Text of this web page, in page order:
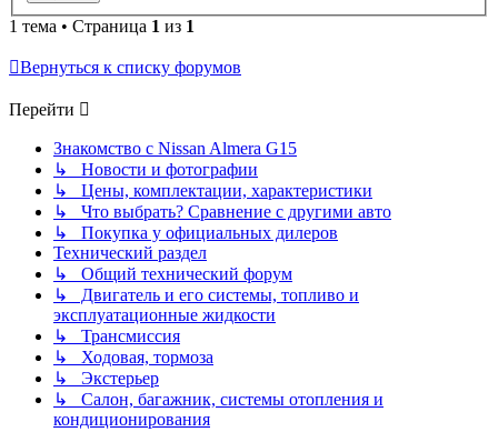
1 тема • Страница 1 из 1
Вернуться к списку форумов
Перейти
Знакомство с Nissan Almera G15
↳ Новости и фотографии
↳ Цены, комплектации, характеристики
↳ Что выбрать? Сравнение с другими авто
↳ Покупка у официальных дилеров
Технический раздел
↳ Общий технический форум
↳ Двигатель и его системы, топливо и
эксплуатационные жидкости
↳ Трансмиссия
↳ Ходовая, тормоза
↳ Экстерьер
↳ Салон, багажник, системы отопления и
кондиционирования